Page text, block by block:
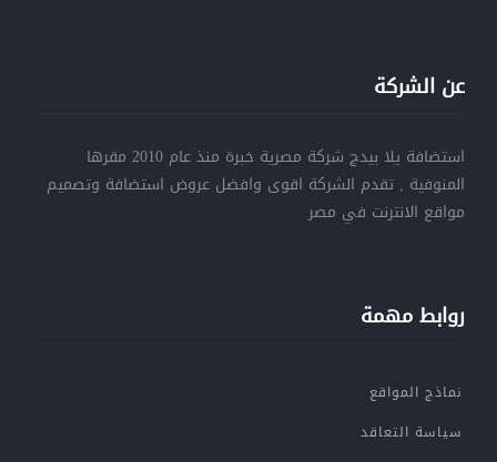
عن الشركة
استضافة يلا بيدج شركة مصرية خبرة منذ عام 2010 مقرها
المنوفية , تقدم الشركة اقوى وافضل عروض استضافة وتصميم
مواقع الانترنت في مصر
روابط مهمة
نماذج المواقع
سياسة التعاقد